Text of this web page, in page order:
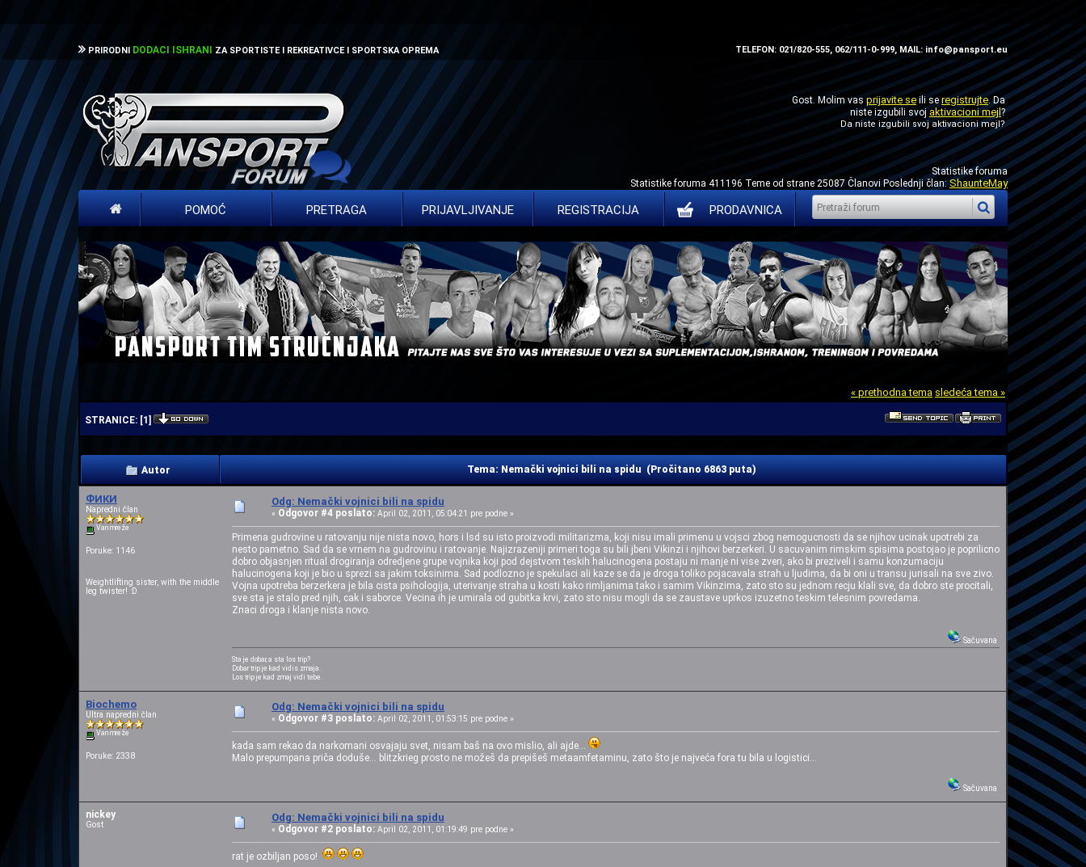
TELEFON: 021/820-555, 062/111-0-999, MAIL: info@pansport.eu
PRIRODNI DODACI ISHRANI ZA SPORTISTE I REKREATIVCE I SPORTSKA OPREMA
Gost. Molim vas prijavite se ili seregistrujte. Da
niste izgubili svojaktivacioni mejl?
Da niste izgubili svojaktivacioni mejl?
Statistike foruma
Statistike foruma 411196 Teme od strane 25087 Članovi Poslednji član:ShaunteMay
POMOĆ PRETRAGA PRIJAVLJIVANJE REGISTRACIJA PRODAVNICA
« prethodna tema sledeća tema »
STRANICE: [1 ]
Autor Tema: Nemački vojnici bili na spidu (Pročitano 6863 puta)
ФИКИ
Napredni član
Van mreže
Poruke: 1146
Weightlifting sister, with the middle
leg twister! :D
Odg: Nemački vojnici bili na spidu
« Odgovor #4 poslato: April 02, 2011, 05:04:21 pre podne »
Primena gudrovine u ratovanju nije nista novo, hors i lsd su isto proizvodi militarizma, koji nisu imali primenu u vojsci zbog nemogucnosti da se njihov ucinak upotrebi za
nesto pametno. Sad da se vrnem na gudrovinu i ratovanje. Najizrazeniji primeri toga su bili jbeni Vikinzi i njihovi berzerkeri. U sacuvanim rimskim spisima postojao je poprilicno
dobro objasnjen ritual drogiranja odredjene grupe vojnika koji pod dejstvom teskih halucinogena postaju ni manje ni vise zveri, ako bi preziveli i samu konzumaciju
halucinogena koji je bio u sprezi sa jakim toksinima. Sad podlozno je spekulaci ali kaze se da je droga toliko pojacavala strah u ljudima, da bi oni u transu jurisali na sve zivo.
Vojna upotreba berzerkera je bila cista psihologija, uterivanje straha u kosti kako rimljanima tako i samim Vikinzima, zato sto su jednom recju klali sve, da dobro ste procitali,
sve sta je stalo pred njih, cak i saborce. Vecina ih je umirala od gubitka krvi, zato sto nisu mogli da se zaustave uprkos izuzetno teskim telesnim povredama.
Znaci droga i klanje nista novo.
Sačuvana
Sta je dobar, a sta los trip?
Dobar trip je kad vidis zmaja.
Los trip je kad zmaj vidi tebe.
Biochemo
Ultra napredni član
Van mreže
Poruke: 2338
Odg: Nemački vojnici bili na spidu
« Odgovor #3 poslato: April 02, 2011, 01:53:15 pre podne »
kada sam rekao da narkomani osvajaju svet, nisam baš na ovo mislio, ali ajde...
Malo prepumpana priča doduše... blitzkrieg prosto ne možeš da prepišeš metaamfetaminu, zato što je najveća fora tu bila u logistici...
Sačuvana
nickey
Gost
Odg: Nemački vojnici bili na spidu
« Odgovor #2 poslato: April 02, 2011, 01:19:49 pre podne »
rat je ozbiljan poso!